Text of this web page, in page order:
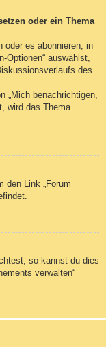
oder ein Thema
oder es abonnieren, in
Optionen“ auswählst,
des
„Mich benachrichtigen,
wird das Thema
den Link „Forum
so kannst du dies
verwalten“